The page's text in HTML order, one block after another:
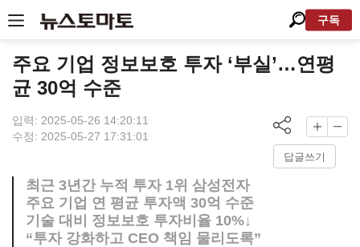
구독
주요 기업 정보보호 투자 ‘부실’…연평
균 30억 수준
입력: 2025-05-26 14:20:11
수정: 2025-05-27 17:31:01
답글쓰기
최근 3년간 누적 투자 1위 삼성전자
주요 기업 연 평균 투자액 30억 수준
기술 대비 정보보호 투자비율 10%↓
“투자 강화하고 CEO 책임 물리도록”